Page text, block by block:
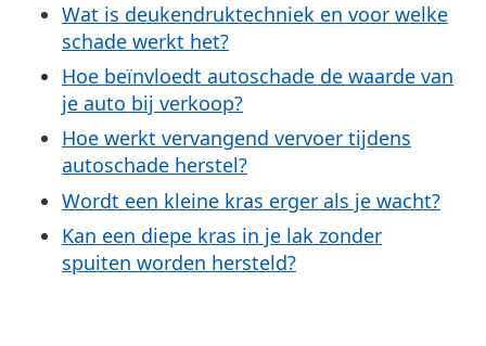
Wat is deukendruktechniek en voor welke
schade werkt het?
Hoe beïnvloedt autoschade de waarde van
je auto bij verkoop?
Hoe werkt vervangend vervoer tijdens
autoschade herstel?
Wordt een kleine kras erger als je wacht?
Kan een diepe kras in je lak zonder
spuiten worden hersteld?